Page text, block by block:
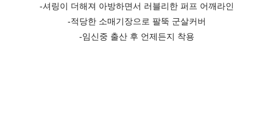
-셔링이 더해져 아방하면서 러블리한 퍼프 어깨라인
-적당한 소매기장으로 팔뚝 군살커버
-임신중 출산 후 언제든지 착용